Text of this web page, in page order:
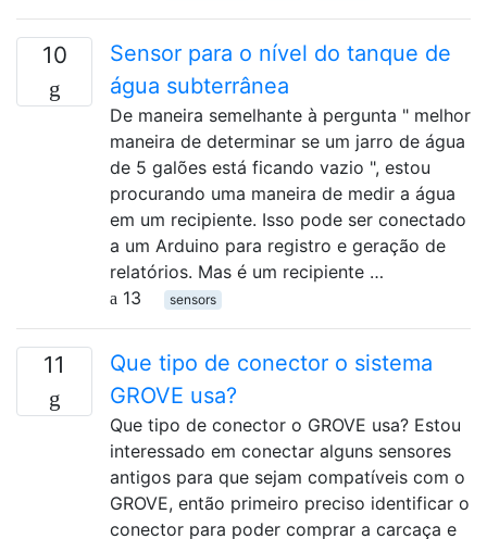
10
Sensor para o nível do tanque de
água subterrânea
De maneira semelhante à pergunta " melhor
maneira de determinar se um jarro de água
de 5 galões está ficando vazio ", estou
procurando uma maneira de medir a água
em um recipiente. Isso pode ser conectado
a um Arduino para registro e geração de
relatórios. Mas é um recipiente …
13
sensors
11
Que tipo de conector o sistema
GROVE usa?
Que tipo de conector o GROVE usa? Estou
interessado em conectar alguns sensores
antigos para que sejam compatíveis com o
GROVE, então primeiro preciso identificar o
conector para poder comprar a carcaça e